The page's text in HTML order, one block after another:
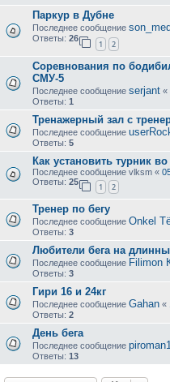
Паркур в Дубне
Последнее сообщение
Ответы: 26
1 2
Соревнования по
СМУ-5
Последнее сообщение serjant «
Ответы: 1
Тренажерный зал с
Последнее сообщение
Ответы: 5
Как установить турник
Последнее сообщение vlksm «
Ответы: 25
1 2
Тренер по бегу
Последнее сообщение Onkel
Ответы: 3
Любители бега на
Последнее сообщение Filimon
Ответы: 3
Гири 16 и 24кг
Последнее сообщение Gahan «
Ответы: 2
День бега
Последнее сообщение
Ответы: 13